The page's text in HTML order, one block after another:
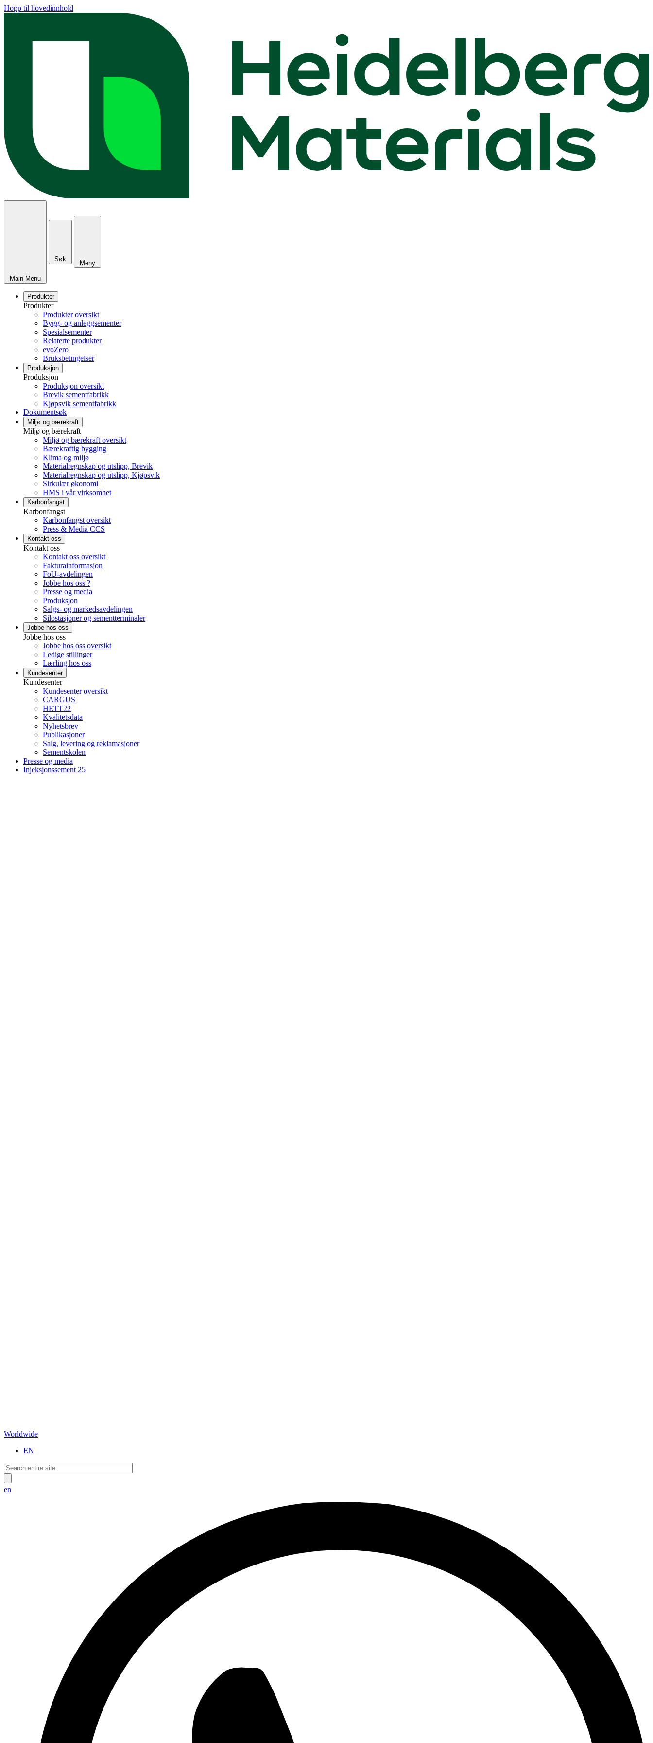
Hopp til hovedinnhold
Main Menu
Søk
Meny
Produkter
Produkter
Produkter oversikt
Bygg- og anleggsementer
Spesialsementer
Relaterte produkter
evoZero
Bruksbetingelser
Produksjon
Produksjon
Produksjon oversikt
Brevik sementfabrikk
Kjøpsvik sementfabrikk
Dokumentsøk
Miljø og bærekraft
Miljø og bærekraft
Miljø og bærekraft oversikt
Bærekraftig bygging
Klima og miljø
Materialregnskap og utslipp, Brevik
Materialregnskap og utslipp, Kjøpsvik
Sirkulær økonomi
HMS i vår virksomhet
Karbonfangst
Karbonfangst
Karbonfangst oversikt
Press & Media CCS
Kontakt oss
Kontakt oss
Kontakt oss oversikt
Fakturainformasjon
FoU-avdelingen
Jobbe hos oss ?
Presse og media
Produksjon
Salgs- og markedsavdelingen
Silostasjoner og sementterminaler
Jobbe hos oss
Jobbe hos oss
Jobbe hos oss oversikt
Ledige stillinger
Lærling hos oss
Kundesenter
Kundesenter
Kundesenter oversikt
CARGUS
HETT22
Kvalitetsdata
Nyhetsbrev
Publikasjoner
Salg, levering og reklamasjoner
Sementskolen
Presse og media
Injeksjonssement 25
Worldwide
EN
en